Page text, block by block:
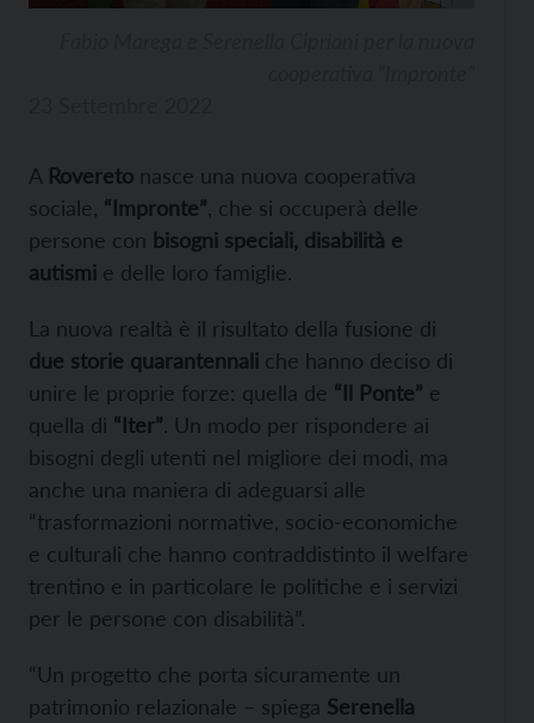
A Rovereto nasce una nuova cooperativa
sociale, “Impronte” , che si occuperà delle
persone con bisogni speciali, disabilità e
autismi e delle loro famiglie.
La nuova realtà è il risultato della fusione di
due storie quarantennali che hanno deciso di
unire le proprie forze: quella de “Il Ponte” e
quella di “Iter”. Un modo per rispondere ai
bisogni degli utenti nel migliore dei modi, ma
anche una maniera di adeguarsi alle
“trasformazioni normative, socio-economiche
e culturali che hanno contraddistinto il welfare
trentino e in particolare le politiche e i servizi
per le persone con disabilità”.
“Un progetto che porta sicuramente un
patrimonio relazionale – spiega Serenella